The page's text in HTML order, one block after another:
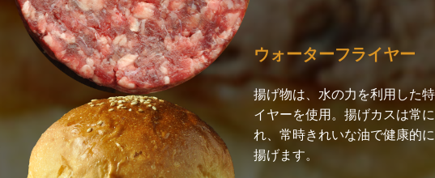
ウォーターフライヤー
揚げ物は、水の力を利用した
イヤーを使用。揚げカスは常
れ、常時きれいな油で健康的
揚げます。